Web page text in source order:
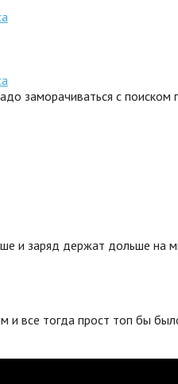
заморачиваться с поиском
и заряд держат дольше на
все тогда прост топ бы